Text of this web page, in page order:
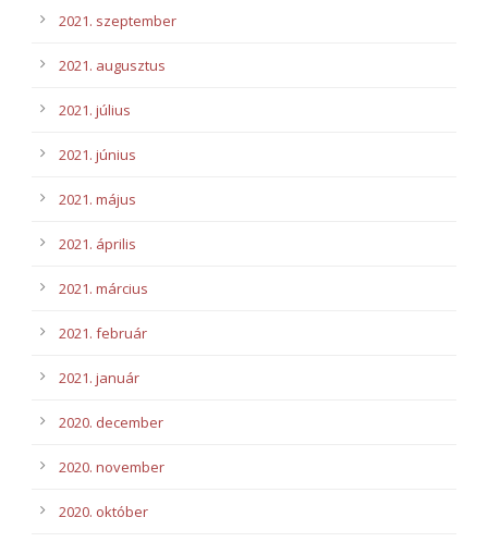
2021. szeptember
2021. augusztus
2021. július
2021. június
2021. május
2021. április
2021. március
2021. február
2021. január
2020. december
2020. november
2020. október